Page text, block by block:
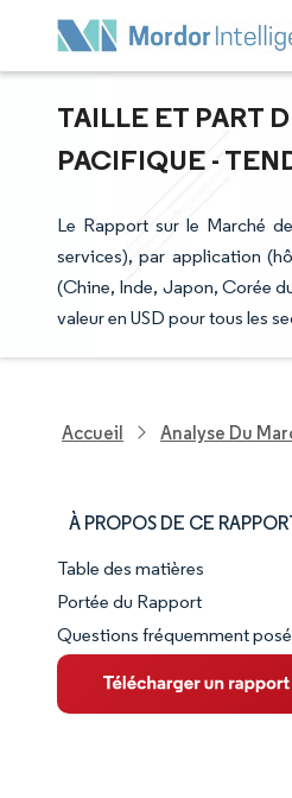
TAILLE ET PART
PACIFIQUE -
Le Rapport sur le Marché
services), par application
(Chine, Inde, Japon, Corée
valeur en USD pour tous les
Accueil Analyse Du
À PROPOS DE CE
Aperçu du marché
VUE D’ENSEMBLE DU
Principales tendances
Table des matières
Portée du Rapport
Questions fréquemment